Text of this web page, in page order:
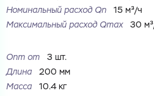
Перечислите товары, которые
получить. Мы свяжемся с вами в
Номинальный расход Qn
15 м³/ч
Максимальный расход Qmax
30
Опт от
3 шт.
Длина
200 мм
Масса
10.4 кг